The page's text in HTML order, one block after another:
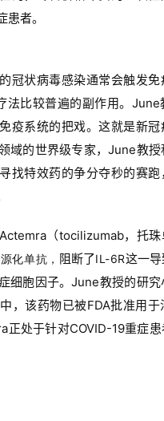
者。
冠状病毒感染通常会触发免
法比较普遍的副作用。 June
疫系统的把戏。 这就是新
域的世界级专家，June教
找特效药的争分夺秒的赛
Actemra（tocilizumab，托珠
化单抗， 阻断了IL-6R这一
细胞因子。June教授的研
，该药物已被FDA批准用
正处于针对COVID-19重症